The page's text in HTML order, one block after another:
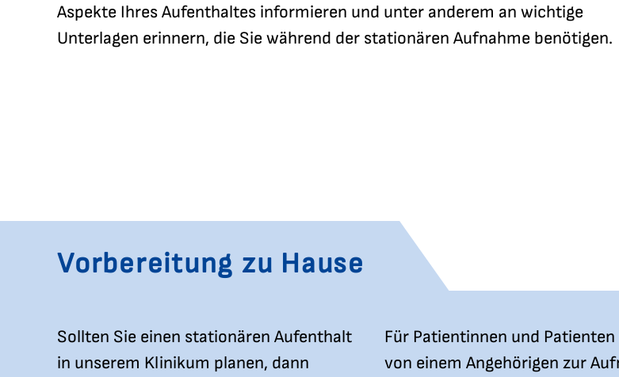
Aspekte Ihres Aufenthaltes informieren und unter anderem an wichtige
Unterlagen erinnern, die Sie während der stationären Aufnahme benötigen.
Vorbereitung zu Hause
Sollten Sie einen stationären Aufenthalt
in unserem Klinikum planen, dann
Für Patientinnen und
von einem Angehörigen zur